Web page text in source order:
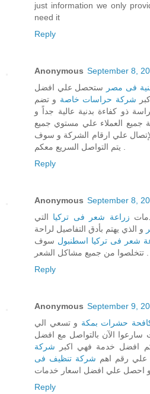
just information we only
need it
Reply
Anonymous September 8,
فى مصر
ستحصل علي افضل
شركة حراسات خاصة و تضم
ذو كفاءة بدنية عالية جداً و
العملاء علي مستوي جميع
علي ارقام الشركة و سوف
Reply
Anonymous September 8,
زراعة شعر فى تركيا التي
و الذي يهتم بأدق التفاصيل لراحة
شعر فى تركيا اسطنبول سوف
Reply
Anonymous September 9,
حشرات بمكة و تسعي الي
الآن بالتواصل مع افضل
افضل خدمة فهي اكبر شركة
علي رقم اهم شركة تنظيف فى
Reply